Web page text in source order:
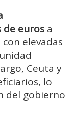
de euros a
elevadas
Ceuta y
lo
del gobierno